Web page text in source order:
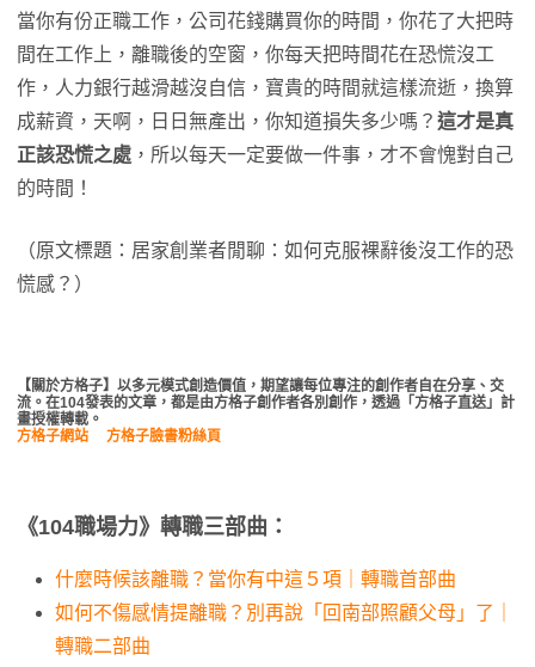
當你有份正職工作，公司花錢購買你的時間，你花了大把時
間在工作上，離職後的空窗，你每天把時間花在恐慌沒工
作，人力銀行越滑越沒自信，寶貴的時間就這樣流逝，換算
成薪資，天啊，日日無產出，你知道損失多少嗎？ 這才是真
正該恐慌之處 ，所以每天一定要做一件事，才不會愧對自己
的時間！
（原文標題：居家創業者閒聊：如何克服裸辭後沒工作的恐
慌感？）
【關於方格子】以多元模式創造價值，期望讓每位專注的創作者自在分享、交
流。在104發表的文章，都是由方格子創作者各別創作，透過「方格子直送」計
畫授權轉載。
方格子網站
方格子臉書粉絲頁
《104職場力》轉職三部曲：
什麼時候該離職？當你有中這５項｜轉職首部曲
如何不傷感情提離職？別再說「回南部照顧父母」了｜
轉職二部曲